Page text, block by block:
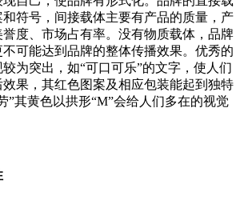
符号，间接载体主要有产品的质量，产
度、市场占有率。没有物质载体，品牌
可能达到品牌的整体传播效果。优秀的
为突出，如“可口可乐”的文字，使人们
果，其红色图案及相应包装能起到独特
”其黄色以拱形“M”会给人们多在的视觉